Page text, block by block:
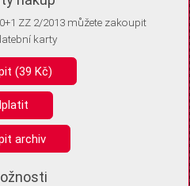
ukládat žádné informace
vás ale požádali o souhlas s
o stejné zařízení, a
ZZ 2/2013 můžete zakoupit
karty
(39 Kč)
archiv